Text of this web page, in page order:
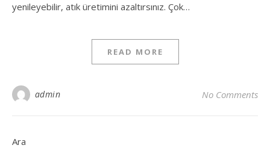
yenileyebilir, atık üretimini azaltırsınız. Çok…
READ MORE
admin No Comments
Ara